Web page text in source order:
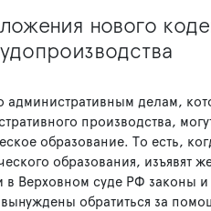
нового
административным делам,
производства,
образование. То есть,
образования, изъявят
в Верховном суде РФ законы
обратиться за